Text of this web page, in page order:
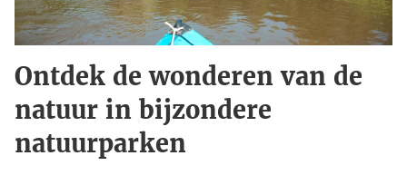
Ontdek de wonderen van de
natuur in bijzondere
natuurparken